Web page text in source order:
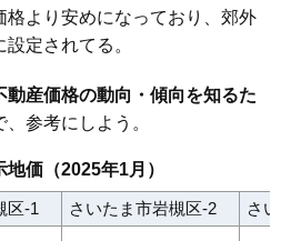
格より安めになっており、郊外
定されてる。
動産価格の動向・傾向を知るた
、参考にしよう。
価（2025年1月）
区-1 さいたま市岩槻区-2 さ